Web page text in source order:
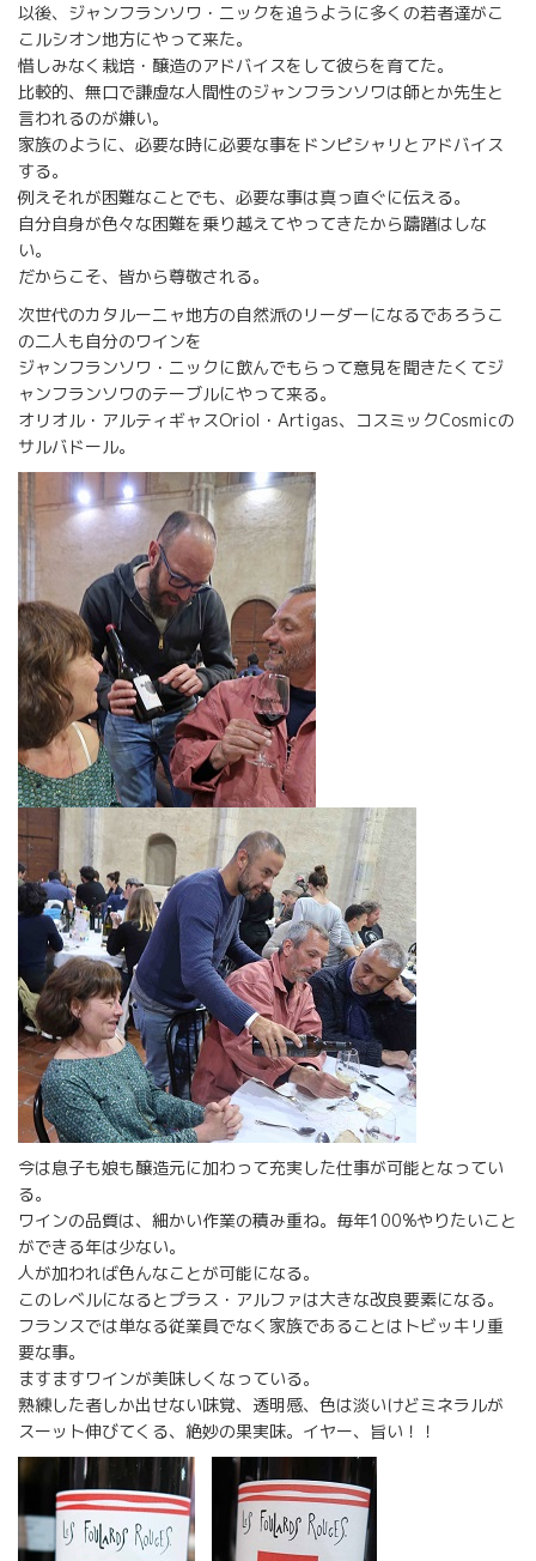
以後、ジャンフランソワ・ニックを追うように多くの若者達がこ
こルシオン地方にやって来た。
惜しみなく栽培・醸造のアドバイスをして彼らを育てた。
比較的、無口で謙虚な人間性のジャンフランソワは師とか先生と
言われるのが嫌い。
家族のように、必要な時に必要な事をドンピシャリとアドバイス
する。
例えそれが困難なことでも、必要な事は真っ直ぐに伝える。
自分自身が色々な困難を乗り越えてやってきたから躊躇はしな
い。
だからこそ、皆から尊敬される。
次世代のカタルーニャ地方の自然派のリーダーになるであろうこ
の二人も自分のワインを
ジャンフランソワ・ニックに飲んでもらって意見を聞きたくてジ
ャンフランソワのテーブルにやって来る。
オリオル・アルティギャスOriol・Artigas、コスミックCosmicの
サルバドール。
今は息子も娘も醸造元に加わって充実した仕事が可能となってい
る。
ワインの品質は、細かい作業の積み重ね。毎年100%やりたいこと
ができる年は少ない。
人が加われば色んなことが可能になる。
このレベルになるとプラス・アルファは大きな改良要素になる。
フランスでは単なる従業員でなく家族であることはトビッキリ重
要な事。
ますますワインが美味しくなっている。
熟練した者しか出せない味覚、透明感、色は淡いけどミネラルが
スーット伸びてくる、絶妙の果実味。イヤー、旨い！！